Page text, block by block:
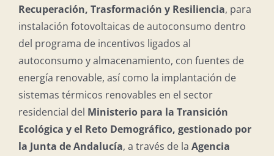
Recuperación, Trasformación y Resiliencia, para
instalación fotovoltaicas de autoconsumo dentro
del programa de incentivos ligados al
autoconsumo y almacenamiento, con fuentes de
energía renovable, así como la implantación de
sistemas térmicos renovables en el sector
residencial del Ministerio para la Transición
Ecológica y el Reto Demográfico, gestionado por
la Junta de Andalucía, a través de la Agencia